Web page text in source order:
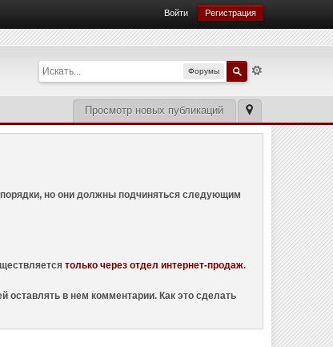
Войти Регистрация
Форумы
Просмотр новых публикаций
но они должны подчиняться следующим
только через отдел интернет-продаж.
оставлять в нем комментарии. Как это сделать